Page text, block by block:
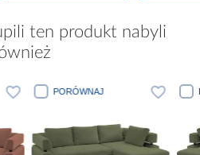
ten produkt nabyli
PORÓWNAJ